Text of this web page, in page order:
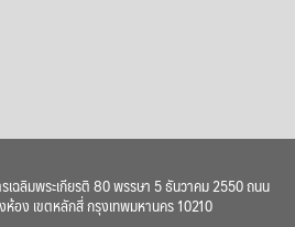
เฉลิมพระเกียรติ 80 พรรษา 5 ธันวาคม 2550 ถนน
อง เขตหลักสี่ กรุงเทพมหานคร 10210